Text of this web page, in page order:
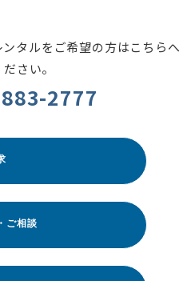
タルをご希望の方はこちらへ
さい。
2777
ご相談